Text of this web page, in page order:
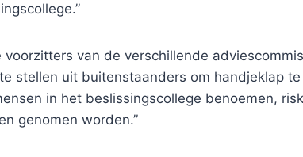
van de verschillende
stellen uit buitenstaanders om handjeklap te
in het beslissingscollege benoemen,
genomen worden.”